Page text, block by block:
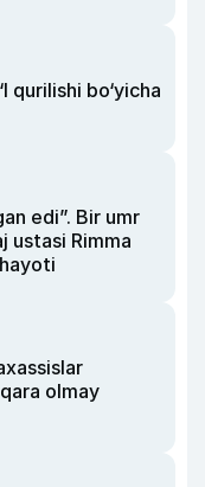
qurilishi bo‘yicha
edi”. Bir umr
ustasi Rimma
olmay